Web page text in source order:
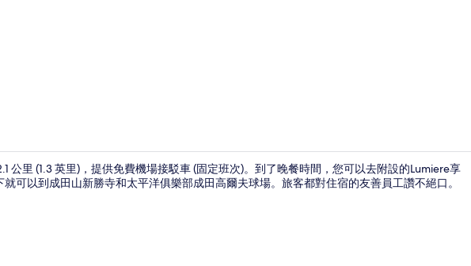
公里 (1.3 英里)，提供免費機場接駁車 (固定班次)。到了晚餐時間，您可以去附設的Lumiere享
可以到成田山新勝寺和太平洋俱樂部成田高爾夫球場。旅客都對住宿的友善員工讚不絕口。